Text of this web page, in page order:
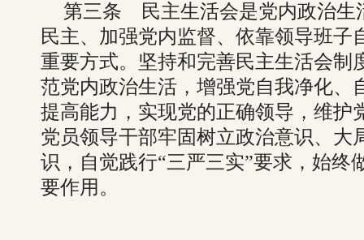
第三条 民主生活会是党内政治生
民主、加强党内监督、依靠领导班子
重要方式。坚持和完善民主生活会制
范党内政治生活，增强党自我净化、
提高能力，实现党的正确领导，维护
党员领导干部牢固树立政治意识、大
识，自觉践行“三严三实”要求，始终
要作用。